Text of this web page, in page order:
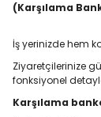
(Karşılama
İş yerinizde hem
Ziyaretçilerinize
fonksiyonel
Karşılama